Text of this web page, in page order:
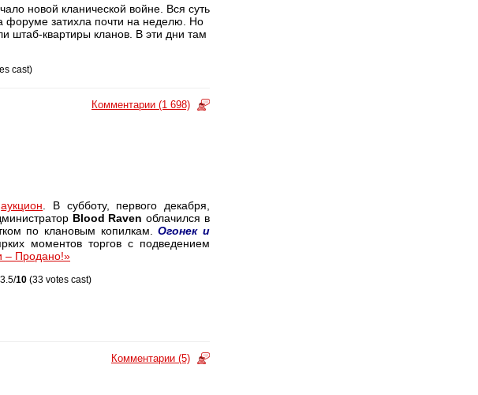
новой кланической войне. Вся суть
форуме затихла почти на неделю. Но
штаб-квартиры кланов. В эти дни там
cast)
Комментарии (1 698)
аукцион. В субботу, первого декабря,
Blood Raven облачился в
по клановым копилкам.Огонек и
моментов торгов с подведением
– Продано!»
10 (33 votes cast)
Комментарии (5)